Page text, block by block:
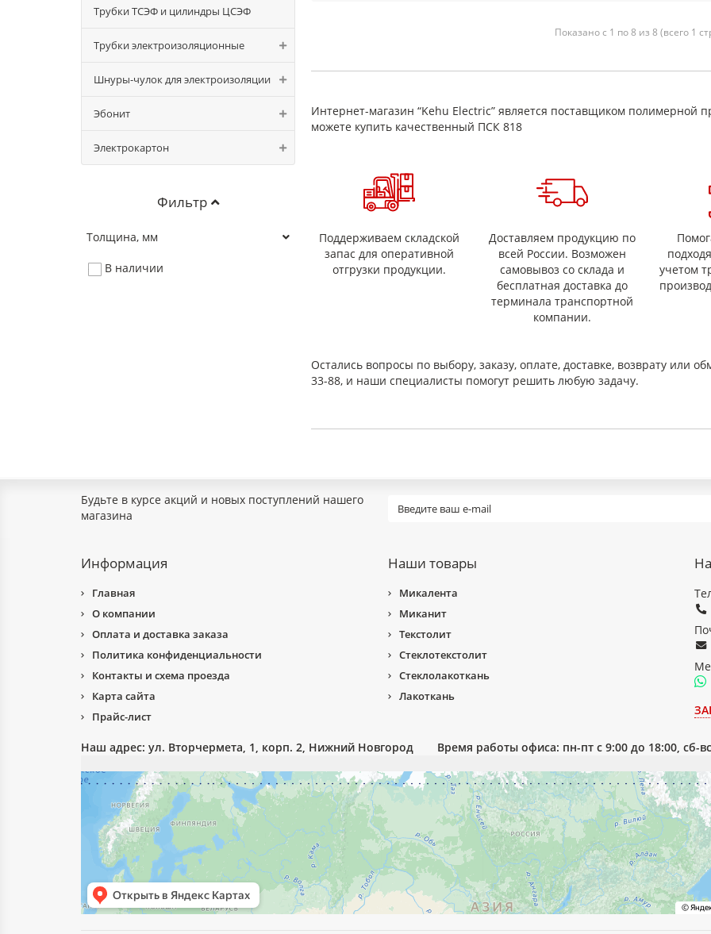
Трубки ТСЭФ и цилиндры ЦСЭФ
Трубки электроизоляционные
Шнуры-чулок для электроизоляции
Эбонит
Электрокартон
Фильтр
Толщина, мм
В наличии
Показано с 1 по 8 из 8 (всего 1
Интернет-магазин “Kehu Electric” является поставщиком полимерной
можете купить качественный ПСК 818
Поддерживаем складской
запас для оперативной
отгрузки продукции.
Доставляем продукцию по
всей России. Возможен
самовывоз со склада и
бесплатная доставка до
терминала транспортной
компании.
учетом
Остались вопросы по выбору, заказу, оплате, доставке, возврату или
33-88, и наши специалисты помогут решить любую задачу.
Будьте в курсе акций и новых поступлений нашего
магазина
Информация
Главная
О компании
Оплата и доставка заказа
Политика конфиденциальности
Контакты и схема проезда
Карта сайта
Прайс-лист
Наши товары
Микалента
Миканит
Текстолит
Стеклотекстолит
Стеклолакоткань
Лакоткань
Наш адрес: ул. Вторчермета, 1, корп. 2, Нижний Новгород Время работы офиса: пн-пт с 9:00 до 18:00, сб-